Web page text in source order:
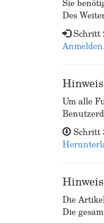
Sie
Des
Schritt
Anmelden.
Um alle
Schritt
Die
Die